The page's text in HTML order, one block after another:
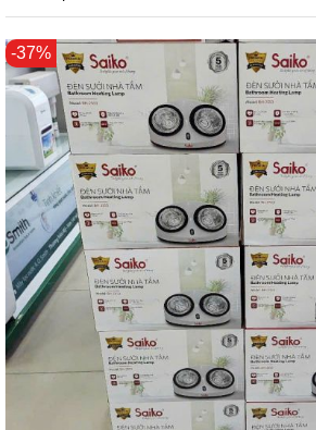
Chuyển
đến
phần
viện
hình
ảnh
-37%